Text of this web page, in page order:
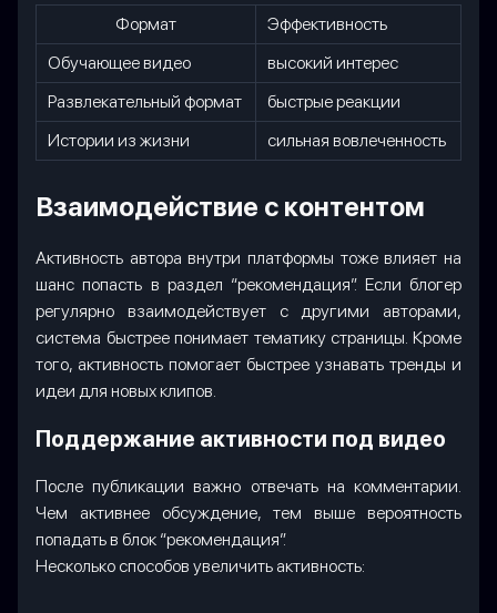
Формат
Эффективность
Обучающее видео
высокий интерес
Развлекательный формат
быстрые реакции
Истории из жизни
сильная вовлеченность
Взаимодействие с контентом
Активность автора внутри платформы тоже влияет на
шанс попасть в раздел “рекомендация”. Если блогер
регулярно взаимодействует с другими авторами,
система быстрее понимает тематику страницы. Кроме
того, активность помогает быстрее узнавать тренды и
идеи для новых клипов.
Поддержание активности под видео
После публикации важно отвечать на комментарии.
Чем активнее обсуждение, тем выше вероятность
попадать в блок “рекомендация”.
Несколько способов увеличить активность: